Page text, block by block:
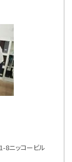
8ニッコービル